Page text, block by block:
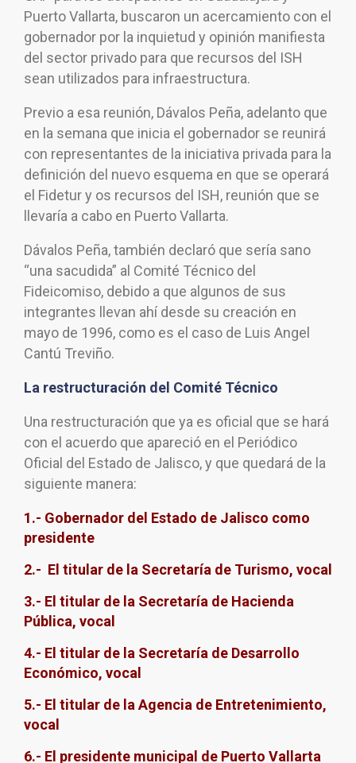
Puerto Vallarta, buscaron un acercamiento con el
gobernador por la inquietud y opinión manifiesta
del sector privado para que recursos del ISH
sean utilizados para infraestructura.
Previo a esa reunión, Dávalos Peña, adelanto que
en la semana que inicia el gobernador se reunirá
con representantes de la iniciativa privada para la
definición del nuevo esquema en que se operará
el Fidetur y os recursos del ISH, reunión que se
llevaría a cabo en Puerto Vallarta.
Dávalos Peña, también declaró que sería sano
“una sacudida” al Comité Técnico del
Fideicomiso, debido a que algunos de sus
integrantes llevan ahí desde su creación en
mayo de 1996, como es el caso de Luis Angel
Cantú Treviño.
La restructuración del Comité Técnico
Una restructuración que ya es oficial que se hará
con el acuerdo que apareció en el Periódico
Oficial del Estado de Jalisco, y que quedará de la
siguiente manera:
1.- Gobernador del Estado de Jalisco como
presidente
2.- El titular de la Secretaría de Turismo, vocal
3.- El titular de la Secretaría de Hacienda
Pública, vocal
4.- El titular de la Secretaría de Desarrollo
Económico, vocal
5.- El titular de la Agencia de Entretenimiento,
vocal
6.- El presidente municipal de Puerto Vallarta